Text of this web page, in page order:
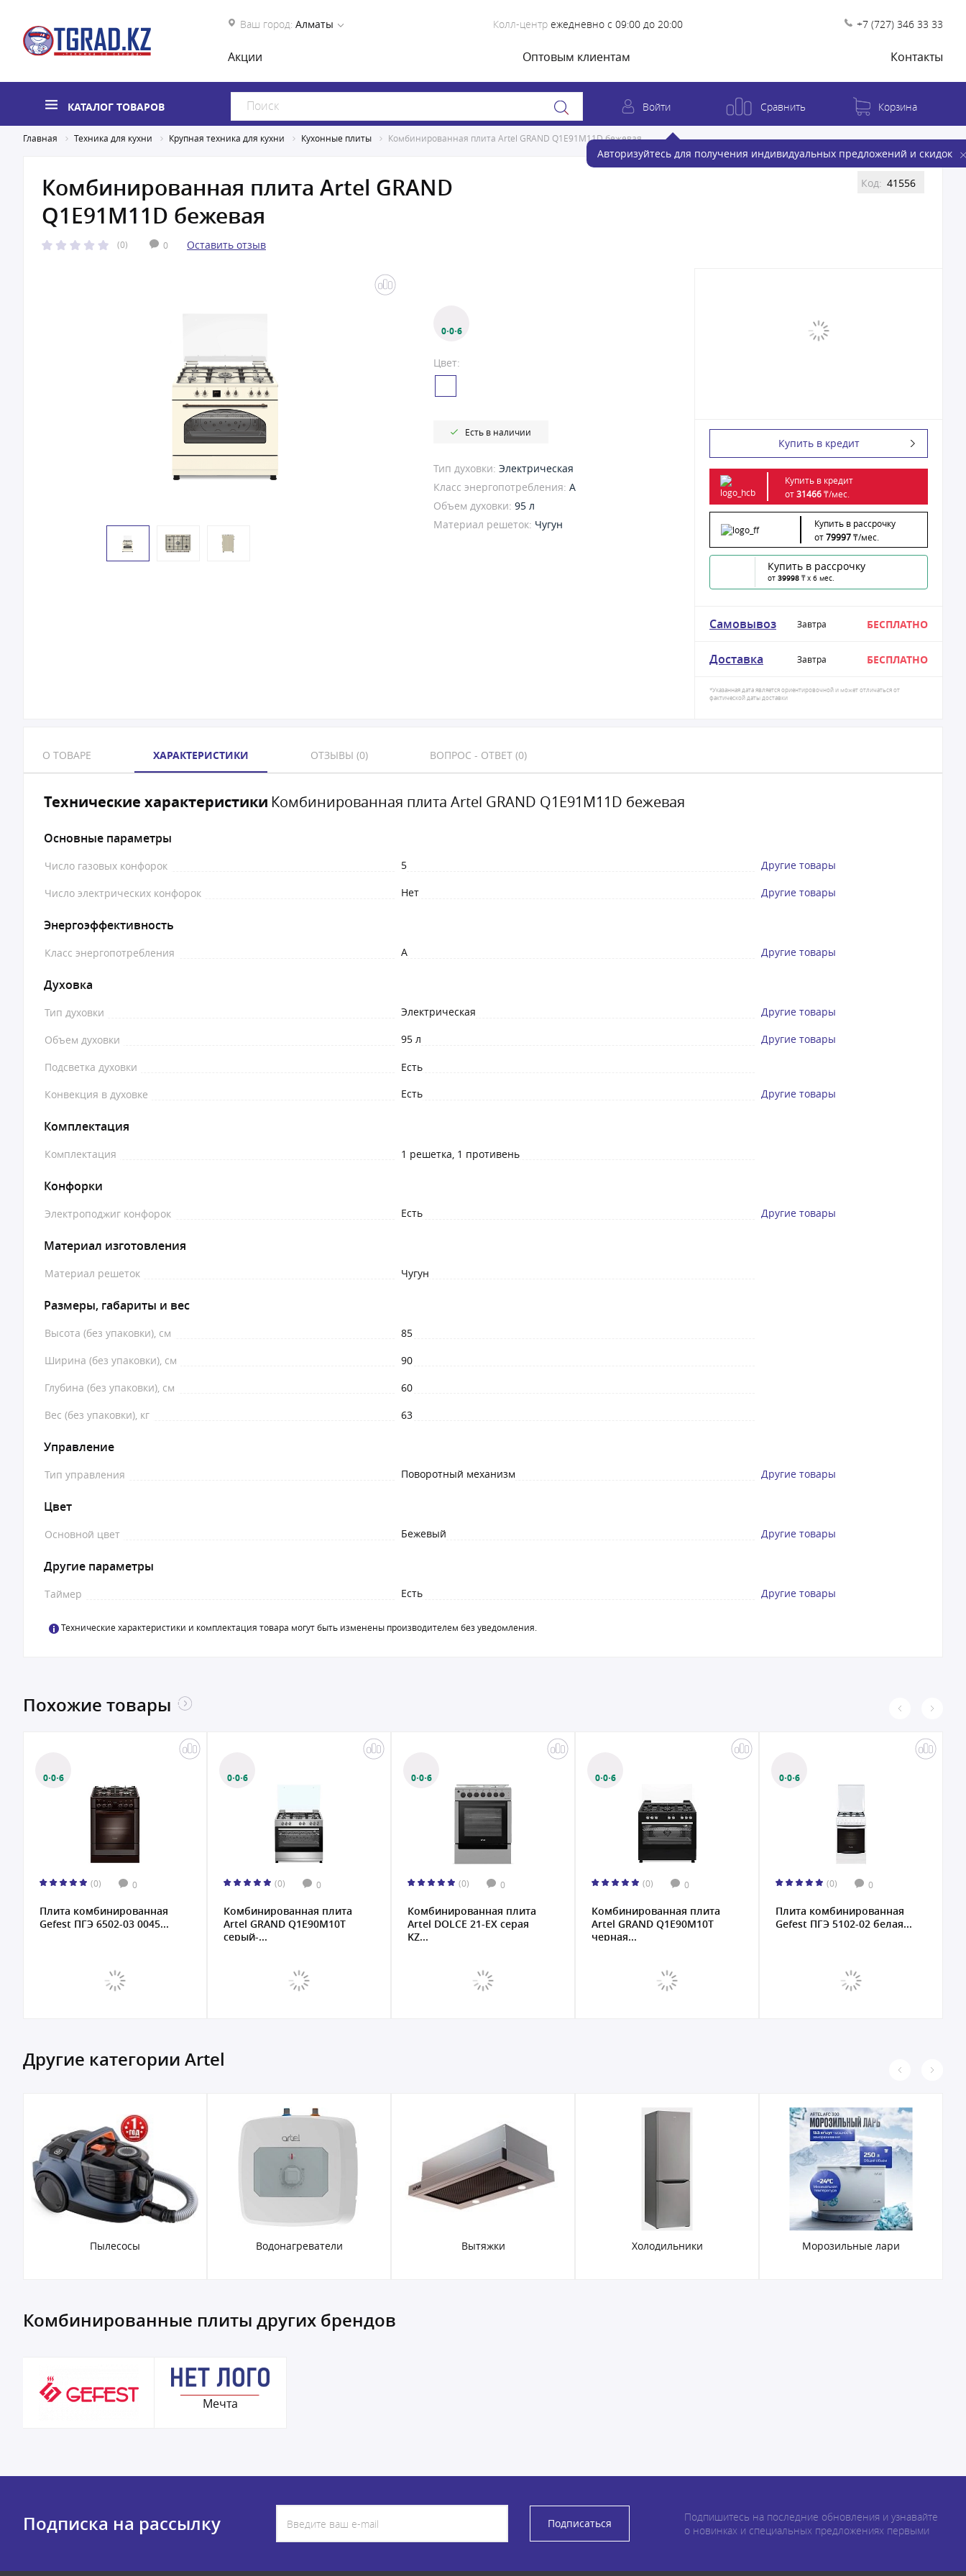
Ваш город: Алматы Колл-центр ежедневно с 09:00 до 20:00 +7 (727) 346 33 33
Акции Оптовым клиентам Контакты
КАТАЛОГ ТОВАРОВ Войти
Авторизуйтесь для получения индивидуальных предложений и скидок
Сравнить Корзина
Главная Техника для кухни Крупная техника для кухни Кухонные плиты Комбинированная плита Artel GRAND Q1E91M11D бежевая
Комбинированная плита Artel GRAND
Q1E91M11D бежевая
(0) 0 Оставить отзыв
Код: 41556
0·0·6
Цвет:
Есть в наличии
Тип духовки: Электрическая
Класс энергопотребления: A
Объем духовки: 95 л
Материал решеток: Чугун
Купить в кредит
Купить в кредит
от31466₸/мес.
Купить в рассрочку
от79997₸/мес.
Купить в рассрочку
от 39998 ₸ x 6 мес.
Самовывоз Завтра БЕСПЛАТНО
Доставка Завтра БЕСПЛАТНО
*Указанная дата является ориентировочной и может отличаться от
фактической даты доставки
О ТОВАРЕ ХАРАКТЕРИСТИКИ ОТЗЫВЫ (0) ВОПРОС - ОТВЕТ (0)
Технические характеристики Комбинированная плита Artel GRAND Q1E91M11D бежевая
Основные параметры
Число газовых конфорок 5 Другие товары
Число электрических конфорок Нет Другие товары
Энергоэффективность
Класс энергопотребления A Другие товары
Духовка
Тип духовки Электрическая Другие товары
Объем духовки 95 л Другие товары
Подсветка духовки
Есть
Конвекция в духовке
Есть Другие товары
Комплектация
Комплектация 1 решетка, 1 противень
Конфорки
Электроподжиг конфорок Есть Другие товары
Материал изготовления
Материал решеток Чугун
Размеры, габариты и вес
Высота (без упаковки), см
85
Ширина (без упаковки), см
90
Глубина (без упаковки), см
60
Вес (без упаковки), кг
63
Управление
Тип управления Поворотный механизм Другие товары
Цвет
Основной цвет Бежевый Другие товары
Другие параметры
Таймер Есть Другие товары
Технические характеристики и комплектация товара могут быть изменены производителем без уведомления.
Похожие товары
0·0·6
(0) 0
Плита комбинированная
Gefest ПГЭ 6502-03 0045...
0·0·6
(0) 0
Комбинированная плита
Artel GRAND Q1E90M10T
серый-...
0·0·6
(0) 0
Комбинированная плита
Artel DOLCE 21-EX серая
KZ...
0·0·6
(0) 0
Комбинированная плита
Artel GRAND Q1E90M10T
черная...
0·0·6
(0) 0
Плита комбинированная
Gefest ПГЭ 5102-02 белая...
Другие категории Artel
Пылесосы Водонагреватели Вытяжки Холодильники Морозильные лари
Комбинированные плиты других брендов
Мечта
Подписка на рассылку Подписаться
Подпишитесь на последние обновления и узнавайте
о новинках и специальных предложениях первыми